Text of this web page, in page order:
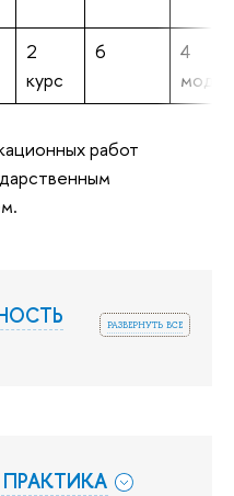
2
курс
6
4
работ
развернуть все